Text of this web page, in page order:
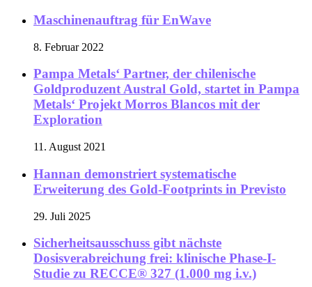
Maschinenauftrag für EnWave
8. Februar 2022
Pampa Metals‘ Partner, der chilenische
Goldproduzent Austral Gold, startet in Pampa
Metals‘ Projekt Morros Blancos mit der
Exploration
11. August 2021
Hannan demonstriert systematische
Erweiterung des Gold-Footprints in Previsto
29. Juli 2025
Sicherheitsausschuss gibt nächste
Dosisverabreichung frei: klinische Phase-I-
Studie zu RECCE® 327 (1.000 mg i.v.)